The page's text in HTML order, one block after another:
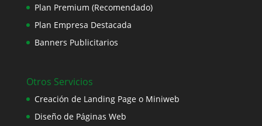
Plan Premium (Recomendado)
Plan Empresa Destacada
Banners Publicitarios
Otros Servicios
Creación de Landing Page o Miniweb
Diseño de Páginas Web